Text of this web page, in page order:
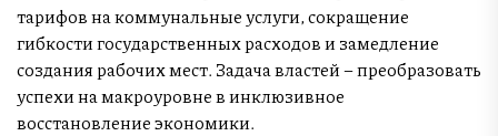
тарифов на коммунальные услуги, сокращение
гибкости государственных расходов и замедление
создания рабочих мест. Задача властей – преобразовать
успехи на макроуровне в инклюзивное
восстановление экономики.